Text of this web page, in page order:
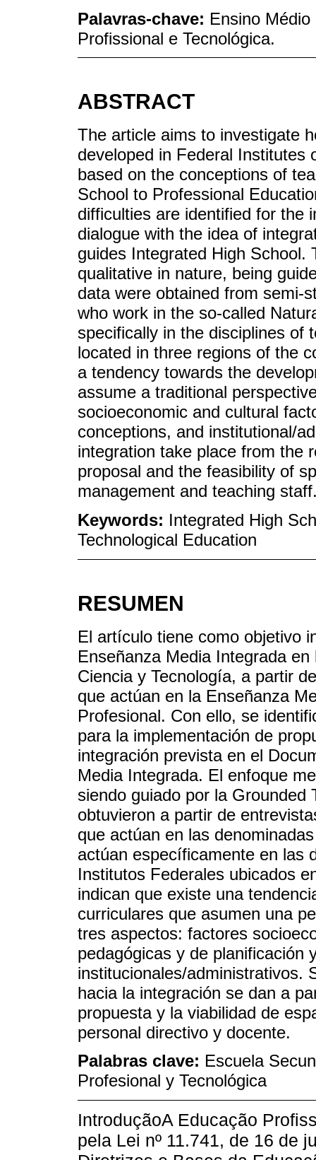
Palavras-chave: Ensino
Profissional e Tecnológica.
ABSTRACT
The article aims to investigate
developed in Federal Institutes
based on the conceptions of
School to Professional
difficulties are identified for the
dialogue with the idea of
guides Integrated High School.
qualitative in nature, being
data were obtained from semi-
who work in the so-called
specifically in the disciplines of
located in three regions of the
a tendency towards the
assume a traditional
socioeconomic and cultural
conceptions, and institutional/
integration take place from the
proposal and the feasibility of
management and teaching
Keywords: Integrated High
Technological Education
RESUMEN
El artículo tiene como objetivo
Enseñanza Media Integrada
Ciencia y Tecnología, a partir
que actúan en la Enseñanza
Profesional. Con ello, se
para la implementación de
integración prevista en el
Media Integrada. El enfoque
siendo guiado por la
obtuvieron a partir de
que actúan en las
actúan específicamente en las
Institutos Federales ubicados
indican que existe una
curriculares que asumen una
tres aspectos: factores
pedagógicas y de planificación
institucionales/administrativos.
hacia la integración se dan a
propuesta y la viabilidad de
personal directivo y docente.
Palabras clave: Escuela
Profesional y Tecnológica
IntroduçãoA Educação
pela Lei nº 11.741, de 16 de